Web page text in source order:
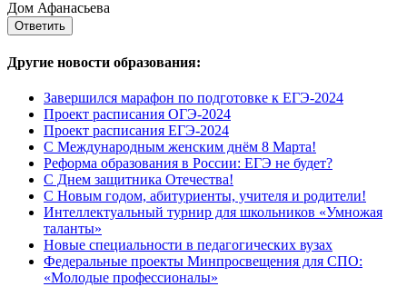
Дом Афанасьева
Другие новости образования:
Завершился марафон по подготовке к ЕГЭ-2024
Проект расписания ОГЭ-2024
Проект расписания ЕГЭ-2024
С Международным женским днём 8 Марта!
Реформа образования в России: ЕГЭ не будет?
С Днем защитника Отечества!
С Новым годом, абитуриенты, учителя и родители!
Интеллектуальный турнир для школьников «Умножая
таланты»
Новые специальности в педагогических вузах
Федеральные проекты Минпросвещения для СПО:
«Молодые профессионалы»